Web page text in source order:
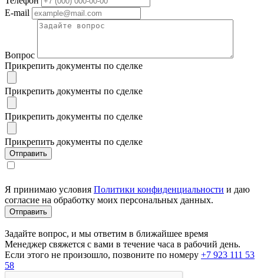
E-mail
Вопрос
Прикрепить документы по сделке
Прикрепить документы по сделке
Прикрепить документы по сделке
Прикрепить документы по сделке
Я принимаю условия Политики конфиденциальности и даю
согласие на обработку моих персональных данных.
Задайте вопрос, и мы ответим в ближайшее время
Менеджер свяжется с вами в течение часа в рабочий день.
Если этого не произошло, позвоните по номеру +7 923 111 53
58